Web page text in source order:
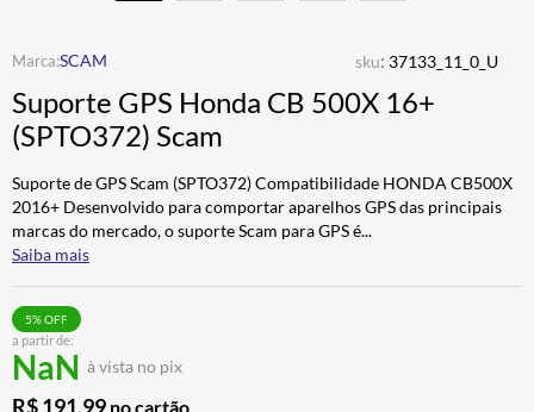
SCAM sku: 37133_11_0_U
Suporte GPS Honda CB 500X 16+
(SPTO372) Scam
Suporte de GPS Scam (SPTO372) Compatibilidade HONDA CB500X
2016+ Desenvolvido para comportar aparelhos GPS das principais
marcas do mercado, o suporte Scam para GPS é...
Saiba mais
a partir de:
NaN à vista no pix
5% OFF
R$191,99 no cartão
4º ÓCULOS SOLAR
5º LUVA
6 º BAU
7º ALPINESTAR
8º AIROH
9º CALÇA
10º